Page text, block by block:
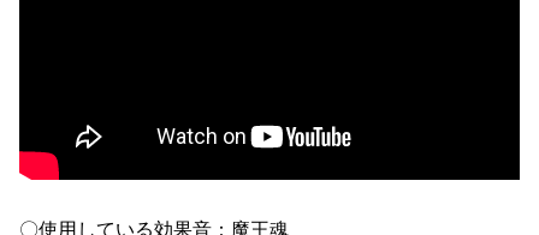
〇使用している効果音：魔王魂